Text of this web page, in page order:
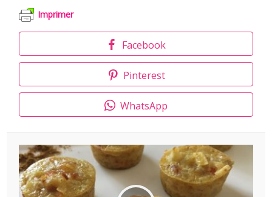
Imprimer
Facebook
Pinterest
WhatsApp